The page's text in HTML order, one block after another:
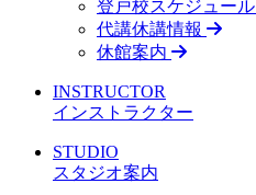
登戸校スケジュール
代講休講情報
休館案内
INSTRUCTOR
インストラクター
STUDIO
スタジオ案内